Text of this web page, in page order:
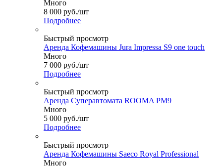
Много
8 000 руб./шт
Подробнее
Быстрый просмотр
Аренда Кофемашины Jura Impressa S9 one touch
Много
7 000 руб./шт
Подробнее
Быстрый просмотр
Аренда Суперавтомата ROOMA PM9
Много
5 000 руб./шт
Подробнее
Быстрый просмотр
Аренда Кофемашины Saeco Royal Professional
Много